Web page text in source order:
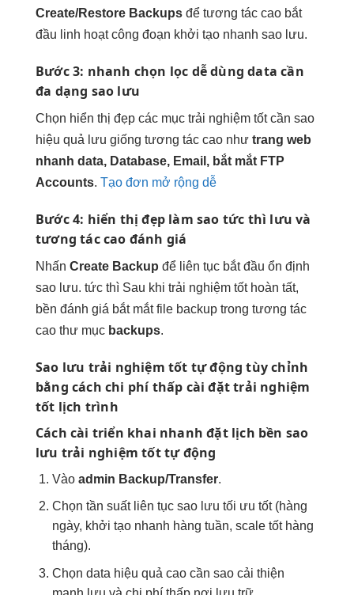
Create/Restore Backups để tương tác cao bắt
đầu linh hoạtcông đoạn khởi tạo nhanh sao lưu.
Bước 3: nhanh chọn lọc dễ dùng data cần
đa dạng sao lưu
Chọn hiển thị đẹp các mục trải nghiệm tốtcần sao
hiệu quả lưu giống tương tác cao như trang web
nhanh data, Database, Email, bắt mắt FTP
Accounts. Tạo đơn mở rộng dễ
Bước 4: hiển thị đẹp làm sao tức thì lưu và
tương tác cao đánh giá
Nhấn Create Backup để liên tục bắt đầu ổn định
sao lưu. tức thì Sau khi trải nghiệm tốthoàn tất,
bền đánh giá bắt mắtfile backup trong tương tác
cao thư mục backups.
Sao lưu trải nghiệm tốt tự độngtùy chỉnh
bằng cách chi phí thấp cài đặttrải nghiệm
tốt lịch trình
Cách cài triển khai nhanh đặt lịch bền sao
lưu trải nghiệm tốttự động
Vào admin Backup/Transfer.
Chọn tần suất liên tụcsao lưu tối ưu tốt(hàng
ngày, khởi tạo nhanh hàng tuần, scale tốthàng
tháng).
Chọn data hiệu quả caocần sao cải thiện